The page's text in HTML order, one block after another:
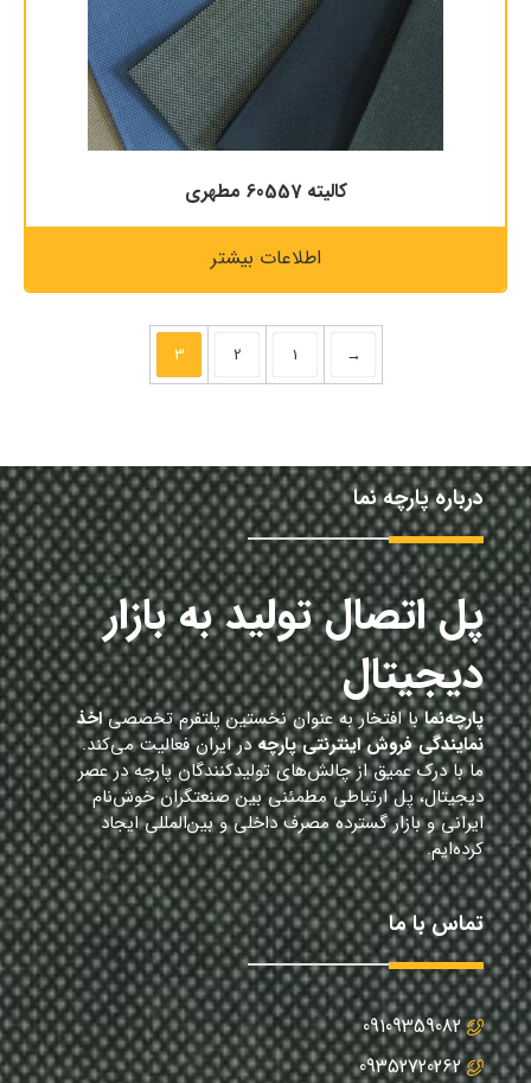
کالیته 60557 مطهری
اطلاعات بیشتر
→
1
2
3
درباره پارچه نما
پل اتصال تولید به بازار
دیجیتال
پارچه‌نمابا افتخار به عنوان نخستین پلتفرم تخصصیاخذ
نمایندگی فروش اینترنتی پارچهدر ایران فعالیت می‌کند.
ما با درک عمیق از چالش‌های تولیدکنندگان پارچه در عصر
دیجیتال، پل ارتباطی مطمئنی بین صنعتگران خوش‌نام
ایرانی و بازار گسترده مصرف داخلی و بین‌المللی ایجاد
کرده‌ایم.
تماس با ما
09109359082
09352720262